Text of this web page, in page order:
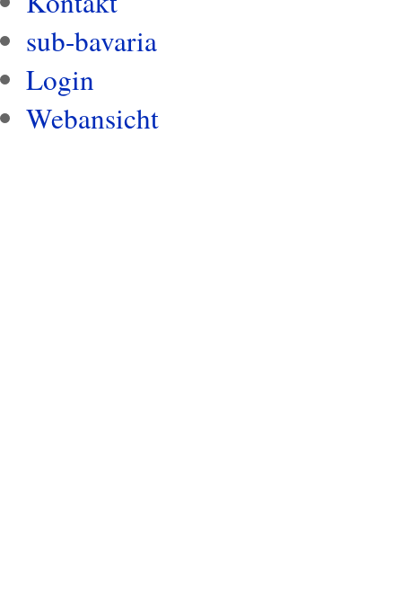
sub-bavaria
Login
Webansicht